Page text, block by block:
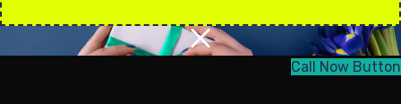
Call Now Button